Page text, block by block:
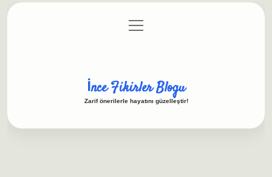
Gizlilik Politikası
menüyü
aç
İnce Fikirler Blogu
Zarif önerilerle hayatını güzelleştir!